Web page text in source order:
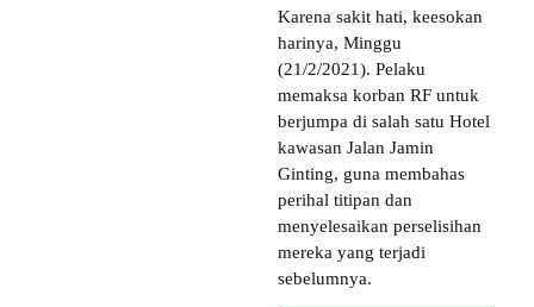
Karena sakit hati, keesokan
harinya, Minggu
(21/2/2021). Pelaku
memaksa korban RF untuk
berjumpa di salah satu Hotel
kawasan Jalan Jamin
Ginting, guna membahas
perihal titipan dan
menyelesaikan perselisihan
mereka yang terjadi
sebelumnya.